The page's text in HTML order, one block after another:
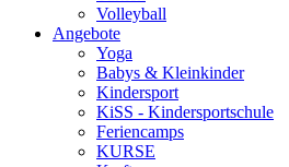
Volleyball
Angebote
Yoga
Babys & Kleinkinder
Kindersport
KiSS - Kindersportschule
Feriencamps
KURSE